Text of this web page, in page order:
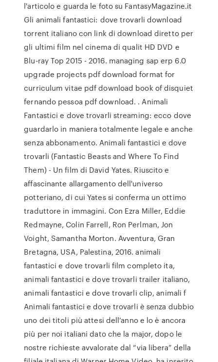
l'articolo e guarda le foto su FantasyMagazine.it
Gli animali fantastici: dove trovarli download
torrent italiano con link di download diretto per
gli ultimi film nel cinema di qualit HD DVD e
Blu-ray Top 2015 - 2016. managing sap erp 6.0
upgrade projects pdf download format for
curriculum vitae pdf download book of disquiet
fernando pessoa pdf download. . Animali
Fantastici e dove trovarli streaming: ecco dove
guardarlo in maniera totalmente legale e anche
senza abbonamento. Animali fantastici e dove
trovarli (Fantastic Beasts and Where To Find
Them) - Un film di David Yates. Riuscito e
affascinante allargamento dell'universo
potteriano, di cui Yates si conferma un ottimo
traduttore in immagini. Con Ezra Miller, Eddie
Redmayne, Colin Farrell, Ron Perlman, Jon
Voight, Samantha Morton. Avventura, Gran
Bretagna, USA, Palestina, 2016. animali
fantastici e dove trovarli film completo ita,
animali fantastici e dove trovarli trailer italiano,
animali fantastici e dove trovarli clip, animali f
Animali fantastici e dove trovarli è senza dubbio
uno dei titoli più attesi dell’anno e lo è ancora
più per noi italiani dato che la major, dopo le
nostre richieste avvalorate dal “via libera” della